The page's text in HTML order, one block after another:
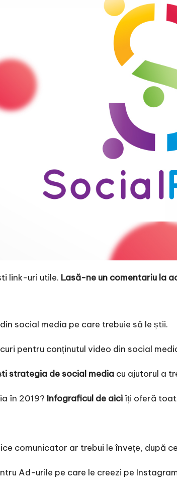
link-uri utile. Lasă-ne un comentariu la
social media pe care trebuie să le știi.
pentru conținutul video din social
strategia de social media cu ajutorul a
în 2019? Infograficul de aiciîți oferă
comunicator ar trebui le învețe, după
Ad-urile pe care le creezi pe